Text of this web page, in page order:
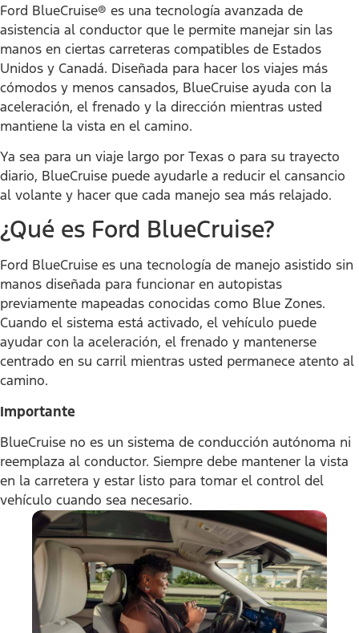
Ford BlueCruise® es una tecnología avanzada de
asistencia al conductor que le permite manejar sin las
manos en ciertas carreteras compatibles de Estados
Unidos y Canadá. Diseñada para hacer los viajes más
cómodos y menos cansados, BlueCruise ayuda con la
aceleración, el frenado y la dirección mientras usted
mantiene la vista en el camino.
Ya sea para un viaje largo por Texas o para su trayecto
diario, BlueCruise puede ayudarle a reducir el cansancio
al volante y hacer que cada manejo sea más relajado.
¿Qué es Ford BlueCruise?
Ford BlueCruise es una tecnología de manejo asistido sin
manos diseñada para funcionar en autopistas
previamente mapeadas conocidas como Blue Zones.
Cuando el sistema está activado, el vehículo puede
ayudar con la aceleración, el frenado y mantenerse
centrado en su carril mientras usted permanece atento al
camino.
Importante
BlueCruise no es un sistema de conducción autónoma ni
reemplaza al conductor. Siempre debe mantener la vista
en la carretera y estar listo para tomar el control del
vehículo cuando sea necesario.